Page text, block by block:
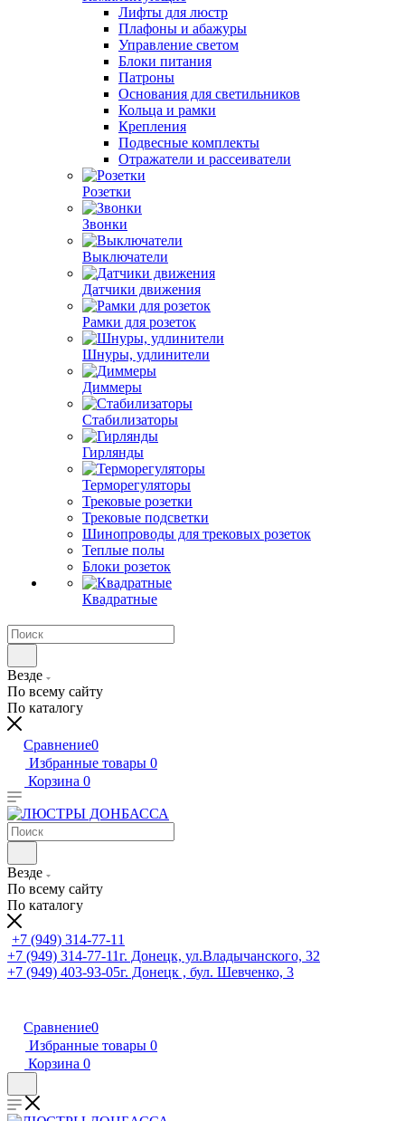
Лифты для люстр
Плафоны и абажуры
Управление светом
Блоки питания
Патроны
Основания для светильников
Кольца и рамки
Крепления
Подвесные комплекты
Отражатели и рассеиватели
Розетки
Звонки
Выключатели
Датчики движения
Рамки для розеток
Шнуры, удлинители
Диммеры
Стабилизаторы
Гирлянды
Терморегуляторы
Трековые розетки
Трековые подсветки
Шинопроводы для трековых розеток
Теплые полы
Блоки розеток
Квадратные
Везде
По всему сайту
По каталогу
Сравнение0
Избранные товары 0
Корзина 0
Везде
По всему сайту
По каталогу
+7 (949) 314-77-11
+7 (949) 314-77-11г. Донецк, ул.Владычанского, 32
+7 (949) 403-93-05г. Донецк , бул. Шевченко, 3
Сравнение0
Избранные товары 0
Корзина 0